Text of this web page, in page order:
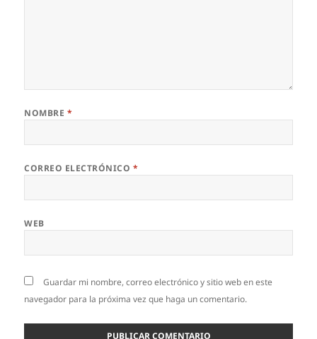
NOMBRE *
CORREO ELECTRÓNICO *
WEB
Guardar mi nombre, correo electrónico y sitio web en este
navegador para la próxima vez que haga un comentario.